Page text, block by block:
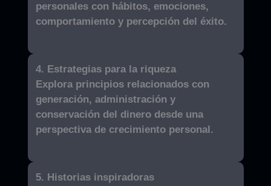
personales con hábitos, emociones,
comportamiento y percepción del éxito.
4. Estrategias para la riqueza
Explora principios relacionados con
generación, administración y
conservación del dinero desde una
perspectiva de crecimiento personal.
5. Historias inspiradoras